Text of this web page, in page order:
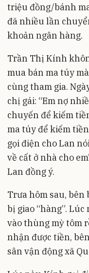
triệu đồng/bánh
đã nhiều lần
khoản ngân hàng.
Trần Thị Kính
mua bán ma túy
cùng tham gia.
chị gái: “Em nợ
chuyến để kiếm
ma túy để kiếm
gọi điện cho Lan
về cất ở nhà cho
Lan đồng ý.
Trưa hôm sau, bên
bị giao “hàng”.
vào thùng mỳ tôm
nhận được tiền,
sân vận động xã